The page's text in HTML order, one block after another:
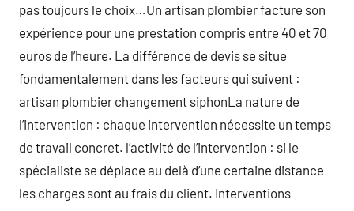
pas toujours le choix…Un artisan plombier facture son
expérience pour une prestation compris entre 40 et 70
euros de l’heure. La différence de devis se situe
fondamentalement dans les facteurs qui suivent :
artisan plombier changement siphonLa nature de
l’intervention : chaque intervention nécessite un temps
de travail concret. l’activité de l’intervention : si le
spécialiste se déplace au delà d’une certaine distance
les charges sont au frais du client. Interventions